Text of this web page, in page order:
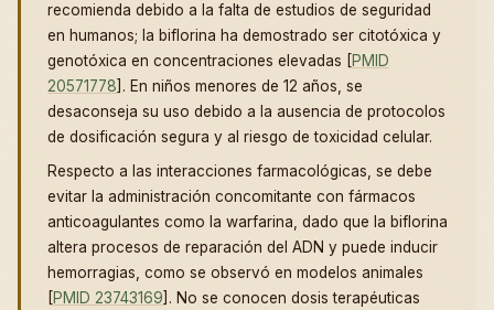
recomienda debido a la falta de estudios de seguridad
en humanos; la biflorina ha demostrado ser citotóxica y
genotóxica en concentraciones elevadas [PMID
20571778]. En niños menores de 12 años, se
desaconseja su uso debido a la ausencia de protocolos
de dosificación segura y al riesgo de toxicidad celular.
Respecto a las interacciones farmacológicas, se debe
evitar la administración concomitante con fármacos
anticoagulantes como la warfarina, dado que la biflorina
altera procesos de reparación del ADN y puede inducir
hemorragias, como se observó en modelos animales
[PMID 23743169]. No se conocen dosis terapéuticas